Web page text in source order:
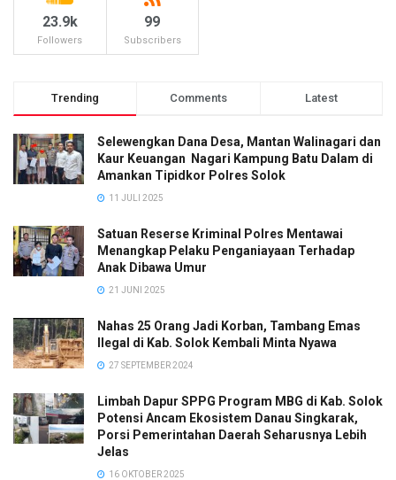
23.9k
Followers
99
Subscribers
Trending Comments Latest
Selewengkan Dana Desa, Mantan Walinagari dan
Kaur Keuangan Nagari Kampung Batu Dalam di
Amankan Tipidkor Polres Solok
11 JULI 2025
Satuan Reserse Kriminal Polres Mentawai
Menangkap Pelaku Penganiayaan Terhadap
Anak Dibawa Umur
21 JUNI 2025
Nahas 25 Orang Jadi Korban, Tambang Emas
Ilegal di Kab. Solok Kembali Minta Nyawa
27 SEPTEMBER 2024
Limbah Dapur SPPG Program MBG di Kab. Solok
Potensi Ancam Ekosistem Danau Singkarak,
Porsi Pemerintahan Daerah Seharusnya Lebih
Jelas
16 OKTOBER 2025